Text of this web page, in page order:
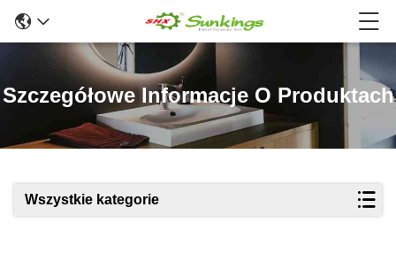
Szczegółowe Informacje O Produktach
Wszystkie kategorie